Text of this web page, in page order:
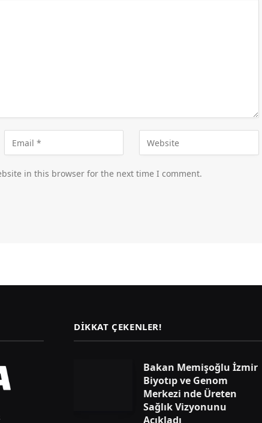
in this browser for the next time I comment.
DIKKAT ÇEKENLER!
Bakan Memişoğlu İzmir
Biyotıp ve Genom
Merkezi nde Üreten
Sağlık Vizyonunu
Açıkladı